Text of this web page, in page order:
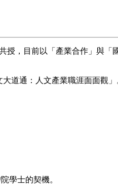
授，目前以「產業合作」與「
道通：人文產業職涯面面觀」
學士的契機。